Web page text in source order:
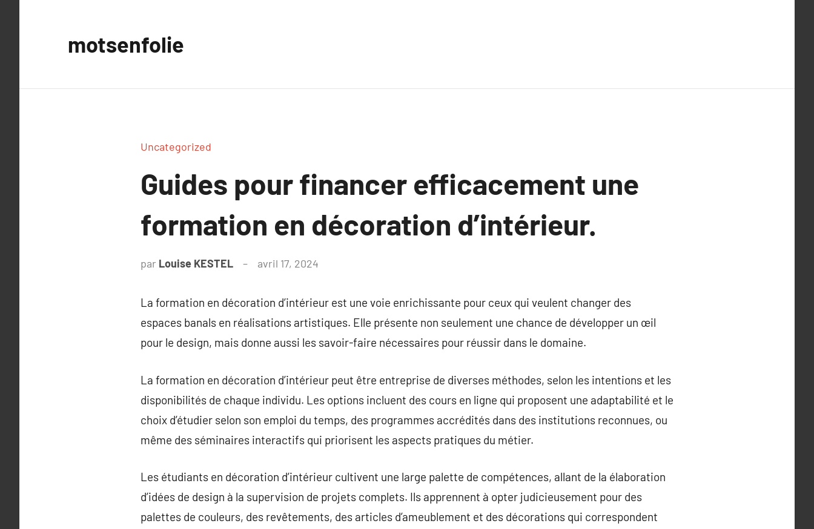
motsenfolie
Uncategorized
Guides pour financer efficacement une
formation en décoration d’intérieur.
par Louise KESTEL avril 17, 2024
La formation en décoration d’intérieur est une voie enrichissante pour ceux qui veulent changer des
espaces banals en réalisations artistiques. Elle présente non seulement une chance de développer un œil
pour le design, mais donne aussi les savoir-faire nécessaires pour réussir dans le domaine.
La formation en décoration d’intérieur peut être entreprise de diverses méthodes, selon les intentions et les
disponibilités de chaque individu. Les options incluent des cours en ligne qui proposent une adaptabilité et le
choix d’étudier selon son emploi du temps, des programmes accrédités dans des institutions reconnues, ou
même des séminaires interactifs qui priorisent les aspects pratiques du métier.
Les étudiants en décoration d’intérieur cultivent une large palette de compétences, allant de la élaboration
d’idées de design à la supervision de projets complets. Ils apprennent à opter judicieusement pour des
palettes de couleurs, des revêtements, des articles d’ameublement et des décorations qui correspondent